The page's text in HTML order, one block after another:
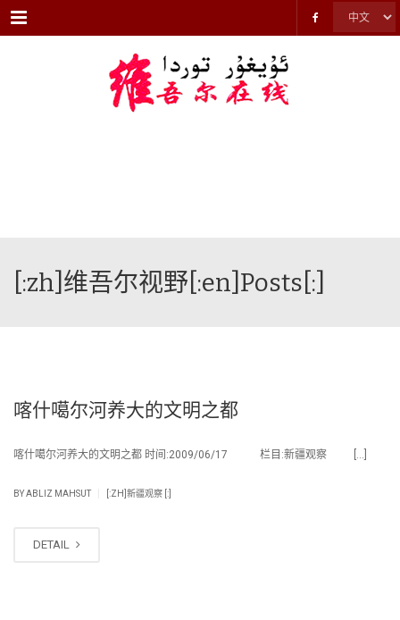
Menu
[:zh]维吾尔视野[:en]Posts[:]
喀什噶尔河养大的文明之都
喀什噶尔河养大的文明之都 时间:2009/06/17 栏目:新疆观察 […]
BYABLIZ MAHSUT [:ZH]新疆观察 [:]
DETAIL